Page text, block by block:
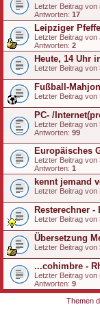
Letzter Beitrag von
Antworten: 17
Leipziger
Letzter Beitrag von
Antworten: 2
Heute, 14 Uhr
Letzter Beitrag von
Fußball-
Letzter Beitrag von
PC- /
Letzter Beitrag von
Antworten: 99
Europäisches
Letzter Beitrag von
Antworten: 1
kennt jemand
Letzter Beitrag von
Resterechner -
Letzter Beitrag von
Übersetzung
Letzter Beitrag von
...cohimbre -
Letzter Beitrag von
Antworten: 9
Themen